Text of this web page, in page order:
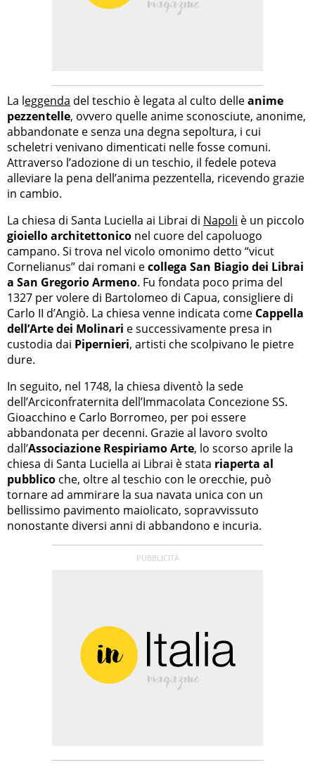
La leggenda del teschio è legata al culto delleanime
pezzentelle, ovvero quelle anime sconosciute, anonime,
abbandonate e senza una degna sepoltura, i cui
scheletri venivano dimenticati nelle fosse comuni.
Attraverso l’adozione di un teschio, il fedele poteva
alleviare la pena dell’anima pezzentella, ricevendo grazie
in cambio.
La chiesa di Santa Luciella ai Librai di Napoli è un piccolo
gioiello architettonico nel cuore del capoluogo
campano. Si trova nel vicolo omonimo detto “vicut
Cornelianus” dai romani ecollega San Biagio dei Librai
a San Gregorio Armeno. Fu fondata poco prima del
1327 per volere di Bartolomeo di Capua, consigliere di
Carlo II d’Angiò. La chiesa venne indicata come Cappella
dell’Arte dei Molinari e successivamente presa in
custodia dai Pipernieri, artisti che scolpivano le pietre
dure.
In seguito, nel 1748, la chiesa diventò la sede
dell’Arciconfraternita dell’Immacolata Concezione SS.
Gioacchino e Carlo Borromeo, per poi essere
abbandonata per decenni. Grazie al lavoro svolto
dall’Associazione Respiriamo Arte, lo scorso aprile la
chiesa di Santa Luciella ai Librai è stata riaperta al
pubblico che, oltre al teschio con le orecchie, può
tornare ad ammirare la sua navata unica con un
bellissimo pavimento maiolicato, sopravvissuto
nonostante diversi anni di abbandono e incuria.